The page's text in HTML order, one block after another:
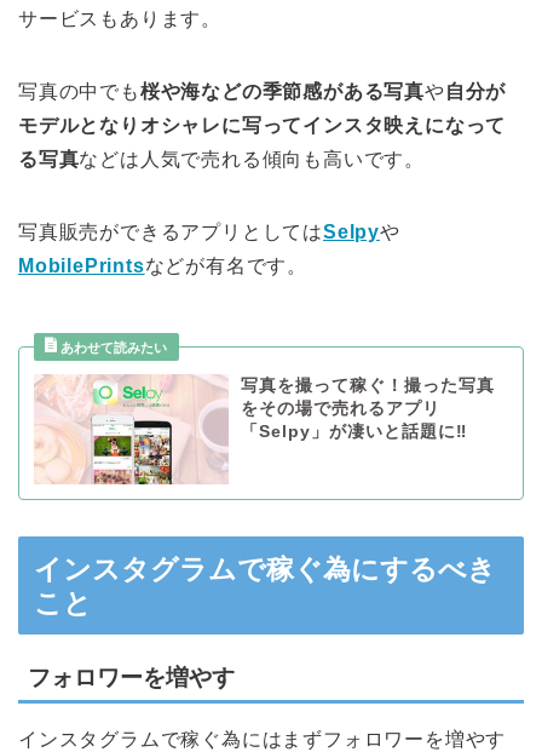
サービスもあります。
写真の中でも桜や海などの季節感がある写真や自分が
モデルとなりオシャレに写ってインスタ映えになって
る写真などは人気で売れる傾向も高いです。
写真販売ができるアプリとしてはSelpyや
MobilePrintsなどが有名です。
写真を撮って稼ぐ！撮った写真
をその場で売れるアプリ
「Selpy」が凄いと話題に‼︎
インスタグラムで稼ぐ為にするべき
こと
フォロワーを増やす
インスタグラムで稼ぐ為にはまずフォロワーを増やす